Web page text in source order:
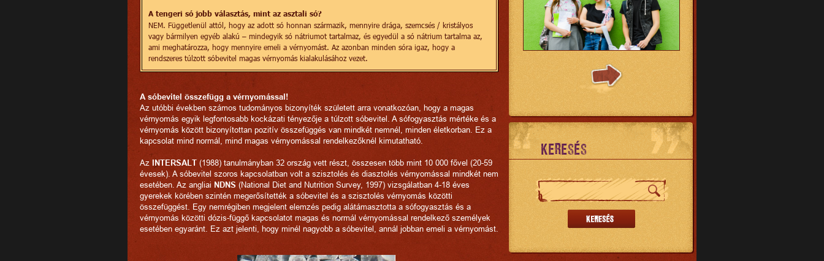
A tengeri só jobb választás, mint az asztali só?
NEM. Függetlenül attól, hogy az adott só honnan származik, mennyire drága, szemcsés / kristályos
vagy bármilyen egyéb alakú – mindegyik só nátriumot tartalmaz, és egyedül a só nátrium tartalma az,
ami meghatározza, hogy mennyire emeli a vérnyomást. Az azonban minden sóra igaz, hogy a
rendszeres túlzott sóbevitel magas vérnyomás kialakulásához vezet.
A sóbevitel összefügg a vérnyomással!
Az utóbbi években számos tudományos bizonyíték született arra vonatkozóan, hogy a magas
vérnyomás egyik legfontosabb kockázati tényezője a túlzott sóbevitel. A sófogyasztás mértéke és a
vérnyomás között bizonyítottan pozitív összefüggés van mindkét nemnél, minden életkorban. Ez a
kapcsolat mind normál, mind magas vérnyomással rendelkezőknél kimutatható.
Az INTERSALT (1988) tanulmányban 32 ország vett részt, összesen több mint 10 000 fővel (20-59
évesek). A sóbevitel szoros kapcsolatban volt a szisztolés és diasztolés vérnyomással mindkét nem
esetében. Az angliai NDNS (National Diet and Nutrition Survey, 1997) vizsgálatban 4-18 éves
gyerekek körében szintén megerősítették a sóbevitel és a szisztolés vérnyomás közötti
összefüggést. Egy nemrégiben megjelent elemzés pedig alátámasztotta a sófogyasztás és a
vérnyomás közötti dózis-függő kapcsolatot magas és normál vérnyomással rendelkező személyek
esetében egyaránt. Ez azt jelenti, hogy minél nagyobb a sóbevitel, annál jobban emeli a vérnyomást.
KERESÉS